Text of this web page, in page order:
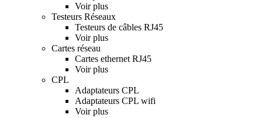
Voir plus
Testeurs Réseaux
Testeurs de câbles RJ45
Voir plus
Cartes réseau
Cartes ethernet RJ45
Voir plus
CPL
Adaptateurs CPL
Adaptateurs CPL wifi
Voir plus